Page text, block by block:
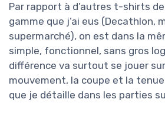
Par rapport à d’autres t-shirts
gamme que j’ai eus (Decathlon,
supermarché), on est dans la
simple, fonctionnel, sans gros
différence va surtout se jouer
mouvement, la coupe et la
que je détaille dans les parties